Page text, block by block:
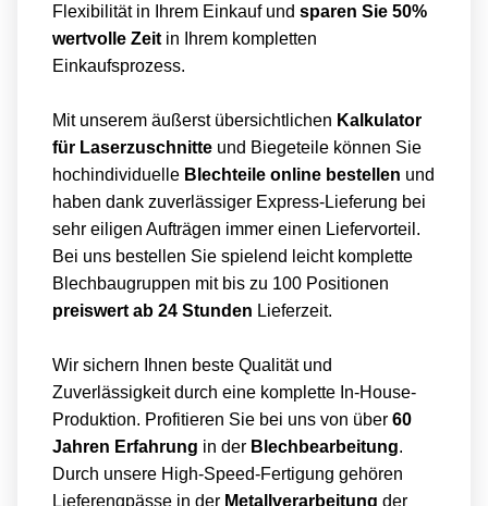
Flexibilität in Ihrem Einkauf und sparen Sie 50%
wertvolle Zeit in Ihrem kompletten
Einkaufsprozess.
Mit unserem äußerst übersichtlichen Kalkulator
für Laserzuschnitte und Biegeteile können Sie
hochindividuelle Blechteile online bestellen und
haben dank zuverlässiger Express-Lieferung bei
sehr eiligen Aufträgen immer einen Liefervorteil.
Bei uns bestellen Sie spielend leicht komplette
Blechbaugruppen mit bis zu 100 Positionen
preiswert ab 24 Stunden Lieferzeit.
Wir sichern Ihnen beste Qualität und
Zuverlässigkeit durch eine komplette In-House-
Produktion. Profitieren Sie bei uns von über 60
Jahren Erfahrung in der Blechbearbeitung.
Durch unsere High-Speed-Fertigung gehören
Lieferengpässe in der Metallverarbeitung der